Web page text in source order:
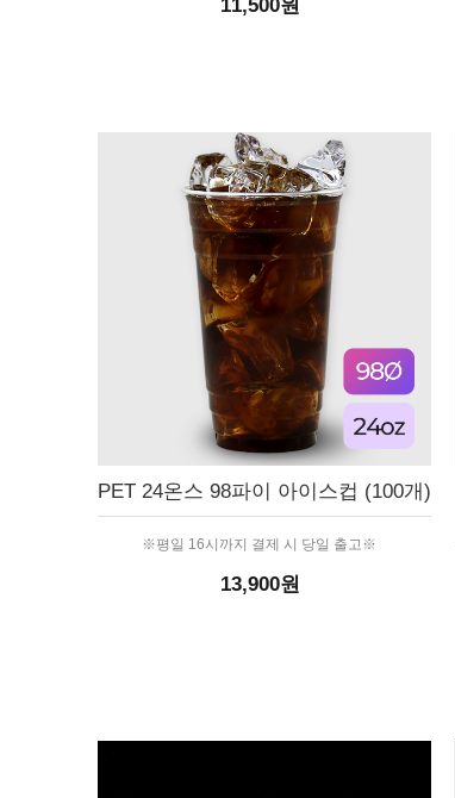
11,500원
PET 24온스 98파이 아이스컵 (100개)
※평일 16시까지 결제 시 당일 출고※
13,900원